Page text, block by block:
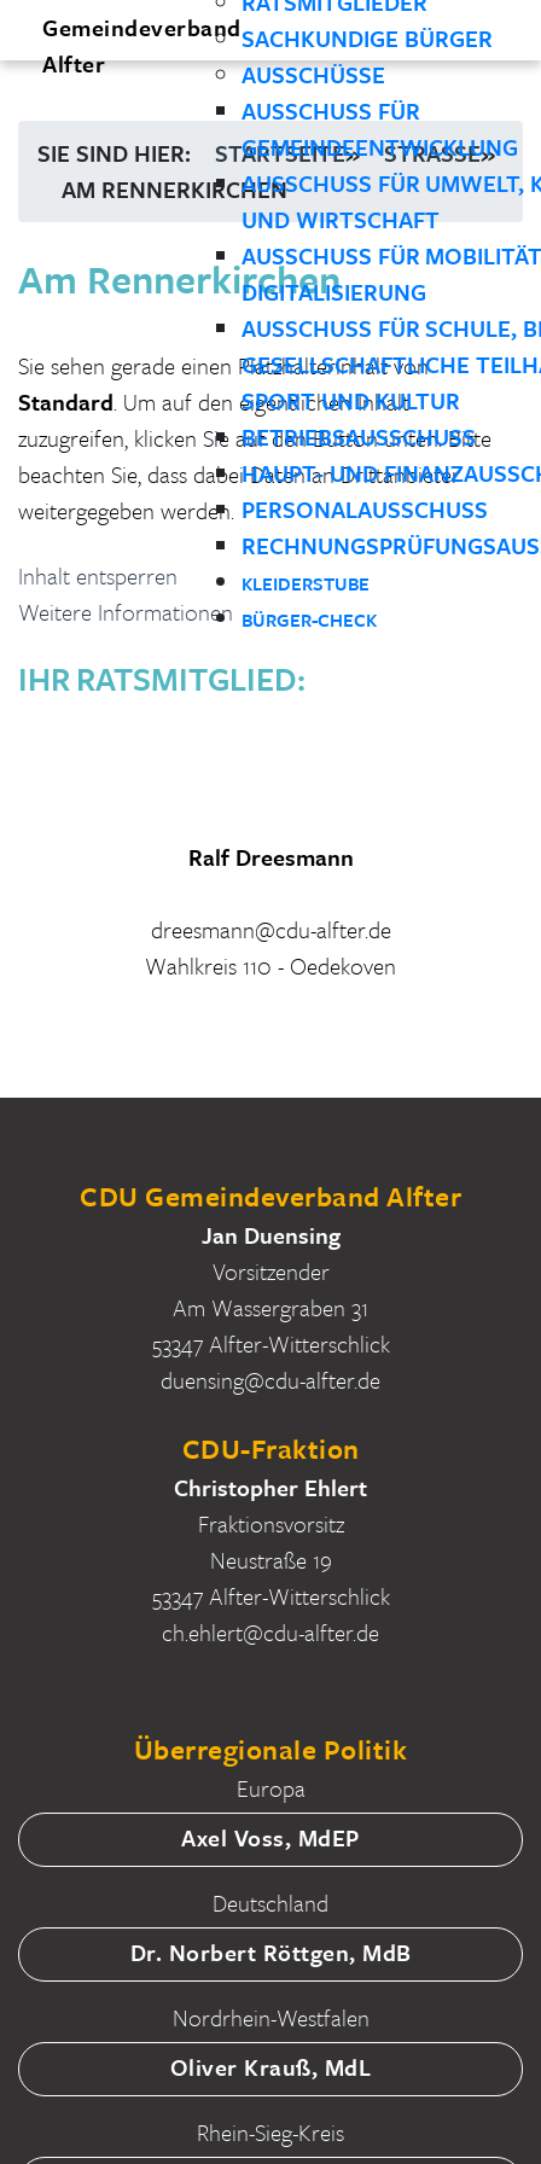
Gemeindeverband
Alfter
SACHKUNDIGE BÜRGER
AUSSCHÜSSE
AUSSCHUSS FÜR
GEMEINDEENTWICKLUNG
AUSSCHUSS FÜR UMWELT,
UND WIRTSCHAFT
AUSSCHUSS FÜR
DIGITALISIERUNG
AUSSCHUSS FÜR SCHULE,
GESELLSCHAFTLICHE
SPORT UND KULTUR
BETRIEBSAUSSCHUSS
HAUPT- UND
PERSONALAUSSCHUSS
KLEIDERSTUBE
BÜRGER-CHECK
SIE SIND HIER: STARTSEITE» STRASSE »
AM RENNERKIRCHEN
Am Rennerkirchen
Sie sehen gerade einen Platzhalterinhalt von
Standard. Um auf den eigentlichen Inhalt
zuzugreifen, klicken Sie auf den Button unten. Bitte
beachten Sie, dass dabei Daten an Drittanbieter
weitergegeben werden.
Inhalt entsperren
Weitere Informationen
IHR RATSMITGLIED:
Ralf Dreesmann
dreesmann@cdu-alfter.de
Wahlkreis 110 - Oedekoven
CDU Gemeindeverband Alfter
Jan Duensing
Vorsitzender
Am Wassergraben 31
53347 Alfter-Witterschlick
duensing@cdu-alfter.de
CDU-Fraktion
Christopher Ehlert
Fraktionsvorsitz
Neustraße 19
53347 Alfter-Witterschlick
ch.ehlert@cdu-alfter.de
Überregionale Politik
Europa
Axel Voss, MdEP
Deutschland
Dr. Norbert Röttgen, MdB
Nordrhein-Westfalen
Oliver Krauß, MdL
Rhein-Sieg-Kreis